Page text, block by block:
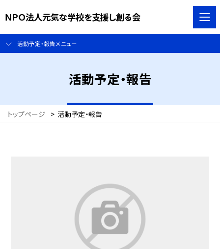
ＮＰＯ法人元気な学校を支援し創る会
活動予定・報告メニュー
活動予定・報告
トップページ > 活動予定・報告